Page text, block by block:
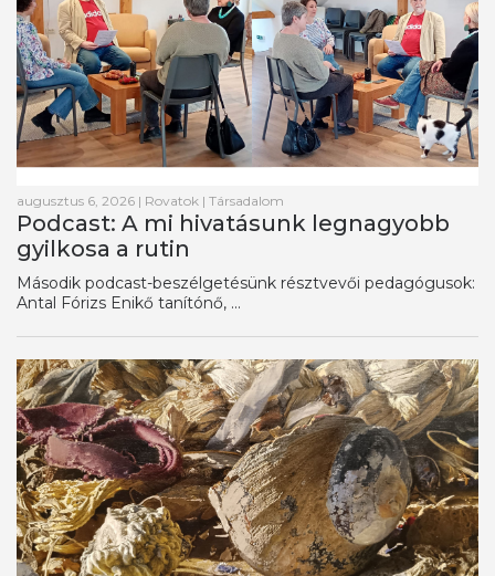
augusztus 6, 2026 | Rovatok | Társadalom
Podcast: A mi hivatásunk legnagyobb
gyilkosa a rutin
Második podcast-beszélgetésünk résztvevői pedagógusok:
Antal Fórizs Enikő tanítónő, ...